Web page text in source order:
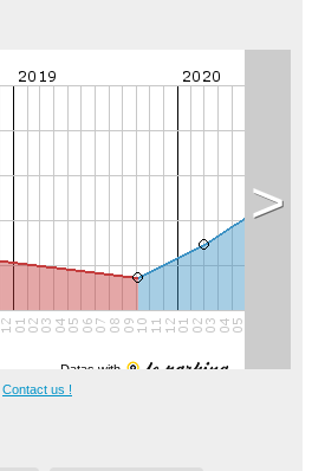
Datas with
>
Contact us !